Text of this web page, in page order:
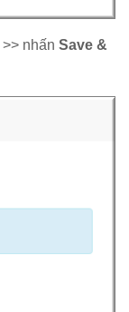
>> nhấn Save &